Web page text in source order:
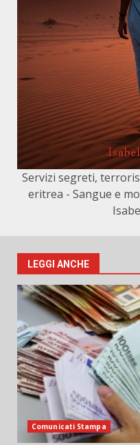
Servizi segreti,
eritrea - Sangue e
LEGGI ANCHE
Comunicati Stampa